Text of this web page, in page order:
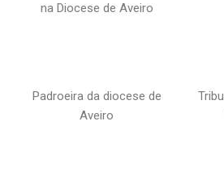
na Diocese de Aveiro
Padroeira da diocese de
Aveiro